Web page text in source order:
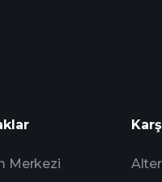
Merkezi